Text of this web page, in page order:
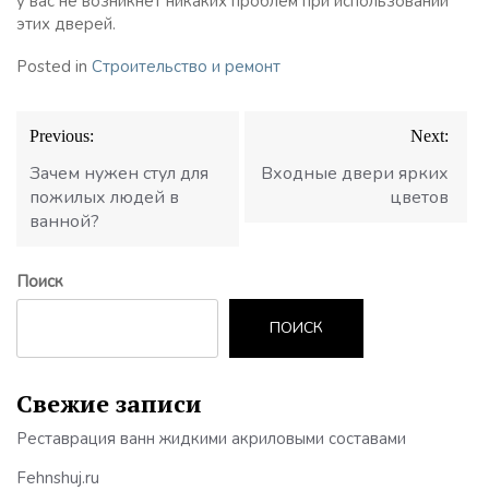
этих дверей.
Posted in Строительство и ремонт
Навигация
по
записям
Previous:
Зачем нужен стул для
пожилых людей в
ванной?
Next:
Входные двери ярких
цветов
Поиск
ПОИСК
Свежие записи
Реставрация ванн жидкими акриловыми составами
Fehnshuj.ru